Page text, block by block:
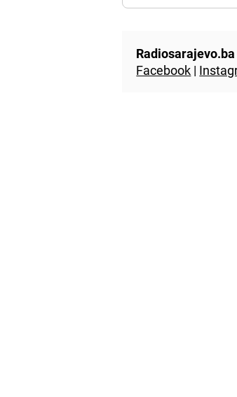
Radiosarajevo.ba
Facebook |